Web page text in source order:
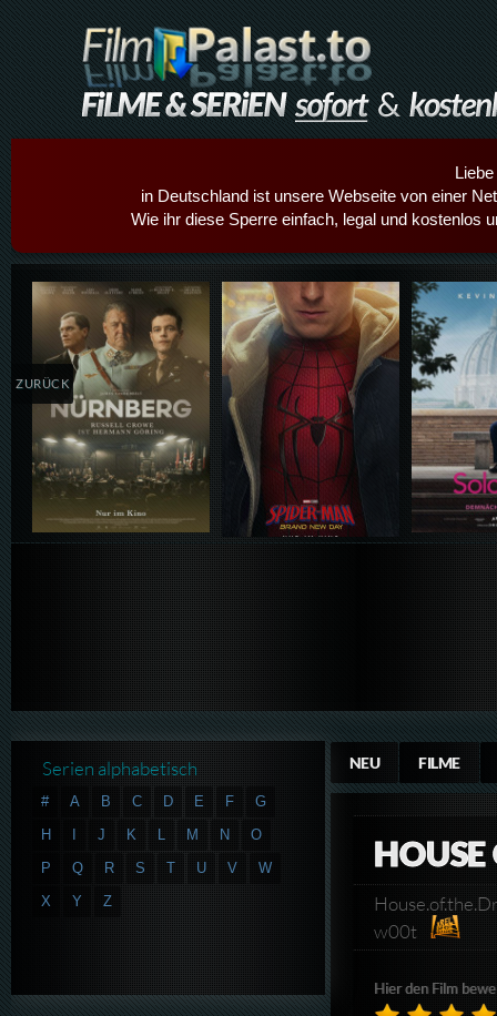
in Deutschland ist unsere Webseite von einer
Wie ihr diese Sperre einfach, legal und kostenlos
Details,Play Details,Play
ZURÜCK
NEU FILME
HOUSE
w00t
Hier den Film
Serien alphabetisch
# A B C D E F
G
H
I J K L M N
O
P
Q R S T U V
W
X
Y Z